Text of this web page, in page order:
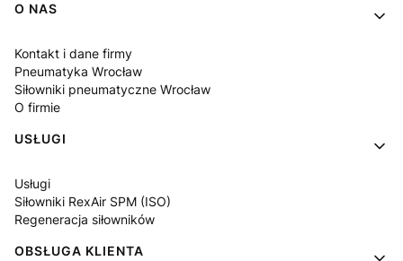
Linki w stopce
O NAS
Kontakt i dane firmy
Pneumatyka Wrocław
Siłowniki pneumatyczne Wrocław
O firmie
USŁUGI
Usługi
Siłowniki RexAir SPM (ISO)
Regeneracja siłowników
OBSŁUGA KLIENTA